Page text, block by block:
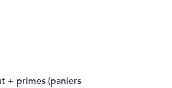
+ primes (paniers